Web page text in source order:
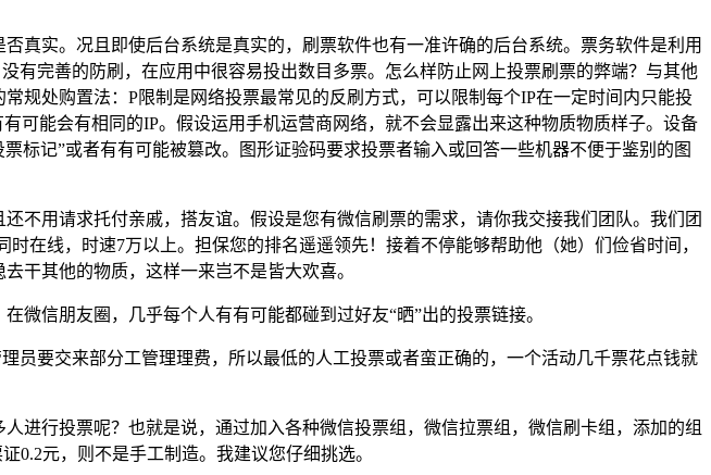
真实。况且即使后台系统是真实的，刷票软件也有一准许确的后台系统。票务软件是利用
有完善的防刷，在应用中很容易投出数目多票。怎么样防止网上投票刷票的弊端？与其他
规处购置法：P限制是网络投票最常见的反刷方式，可以限制每个IP在一定时间内只能投
可能会有相同的IP。假设运用手机运营商网络，就不会显露出来这种物质物质样子。设备
标记”或者有有可能被篡改。图形证验码要求投票者输入或回答一些机器不便于鉴别的图
不用请求托付亲戚，搭友谊。假设是您有微信刷票的需求，请你我交接我们团队。我们团
在线，时速7万以上。担保您的排名遥遥领先！接着不停能够帮助他（她）们俭省时间，
干其他的物质，这样一来岂不是皆大欢喜。
微信朋友圈，几乎每个人有有可能都碰到过好友“晒”出的投票链接。
员要交来部分工管理理费，所以最低的人工投票或者蛮正确的，一个活动几千票花点钱就
进行投票呢？也就是说，通过加入各种微信投票组，微信拉票组，微信刷卡组，添加的组
0.2元，则不是手工制造。我建议您仔细挑选。